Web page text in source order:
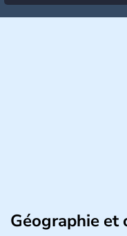
Géographie et